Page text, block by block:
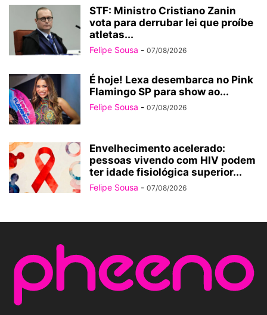
STF: Ministro Cristiano Zanin
vota para derrubar lei que proíbe
atletas...
Felipe Sousa - 07/08/2026
É hoje! Lexa desembarca no Pink
Flamingo SP para show ao...
Felipe Sousa - 07/08/2026
Envelhecimento acelerado:
pessoas vivendo com HIV podem
ter idade fisiológica superior...
Felipe Sousa - 07/08/2026